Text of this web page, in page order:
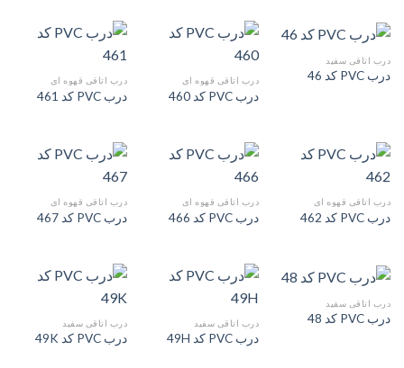
درب اتاقی سفید
درب PVC کد 46 درب اتاقی قهوه ای
درب PVC کد 460
درب اتاقی قهوه ای
درب PVC کد 461
درب اتاقی قهوه ای
درب PVC کد 462
درب اتاقی قهوه ای
درب PVC کد 466
درب اتاقی قهوه ای
درب PVC کد 467
درب اتاقی سفید
درب PVC کد 48 درب اتاقی سفید
درب PVC کد 49H
درب اتاقی سفید
درب PVC کد 49K